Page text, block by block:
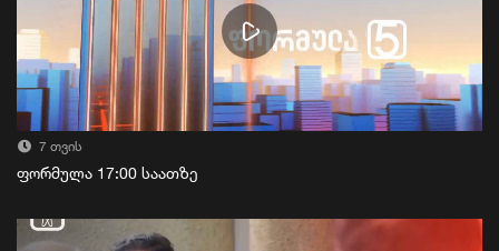
7 თვის
ფორმულა 17:00 საათზე